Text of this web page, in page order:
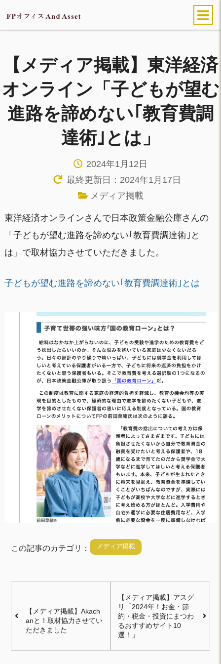
【メディア掲載】東洋経済
オンライン「子どもが望む
進路を諦めない｢教育費調
達術｣とは」
2024年1月12日
最終更新日：2024年1月17日
メディア掲載
東洋経済オンラインさんで日本政策金融公庫さんの
「子どもが望む進路を諦めない｢教育費調達術｣と
は」で取材協力させていただきました。
子どもが望む進路を諦めない｢教育費調達術｣とは
この記事のカテゴリ： メディア掲載
【メディア掲載】Akach
anと！取材協力させてい
ただきました
【メディア掲載】アスグ
リ「2024年！お金・節
約・税金・投資にまつわ
るおすすめサイト10
選！」